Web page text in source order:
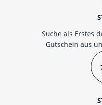
Suche als Erstes
Gutschein aus